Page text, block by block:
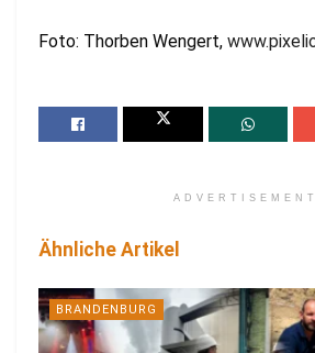
Foto: Thorben Wengert,
ADVERTISEMENT
Ähnliche Artikel
BRANDENBURG